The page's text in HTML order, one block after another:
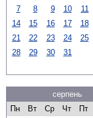
7
8 9 10 11
14
15 16 17 18
21
22 23 24 25
28
29 30 31
серпень
Пн
Вт Ср Чт Пт